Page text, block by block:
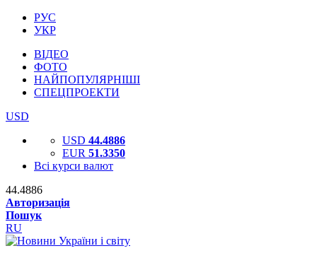
РУС
УКР
ВІДЕО
ФОТО
НАЙПОПУЛЯРНІШІ
СПЕЦПРОЕКТИ
USD
USD 44.4886
EUR 51.3350
Всі курси валют
44.4886
Авторизація
Пошук
RU